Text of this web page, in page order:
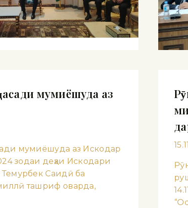
мумиёшуда аз
мумиёшуда аз Искодар
зодаи деҳаи Искодари
Саидӣ ба
ташриф оварда,